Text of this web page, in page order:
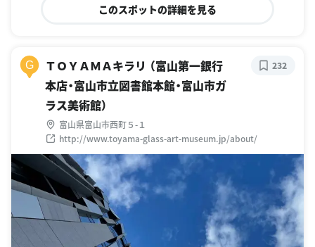
このスポットの詳細を見る
G
ＴＯＹＡＭＡキラリ （富山第一銀行
本店・富山市立図書館本館・富山市ガ
ラス美術館）
富山県富山市西町５-１
http://www.toyama-glass-art-museum.jp/about/
232